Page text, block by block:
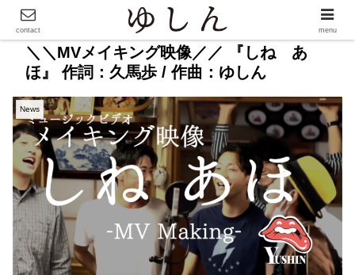
＼＼MVメイキング映像／／ 『しね あ
ほ』 作詞：久馬歩 / 作曲：ゆしん
News
contact menu